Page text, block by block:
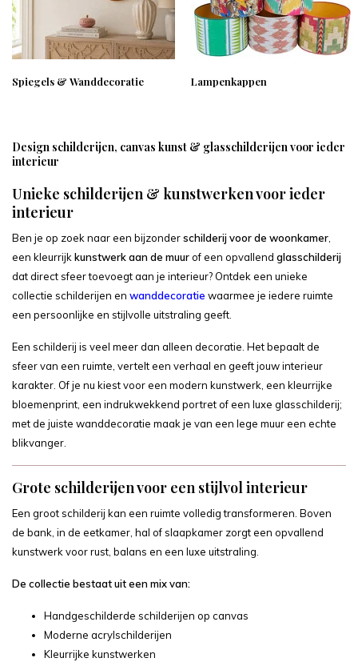
Spiegels & Wanddecoratie Lampenkappen
Design schilderijen, canvas kunst & glasschilderijen voor ieder
interieur
Unieke schilderijen & kunstwerken voor ieder
interieur
Ben je op zoek naar een bijzonderschilderij voor de woonkamer
een kleurrijk kunstwerk aan de muurof een opvallend glasschilderij
dat direct sfeer toevoegt aan je interieur? Ontdek een unieke
collectie schilderijen en wanddecoratie waarmee je iedere ruimte
een persoonlijke en stijlvolle uitstraling geeft.
Een schilderij is veel meer dan alleen decoratie. Het bepaalt de
sfeer van een ruimte, vertelt een verhaal en geeft jouw interieur
karakter. Of je nu kiest voor een modern kunstwerk, een kleurrijke
bloemenprint, een indrukwekkend portret of een luxe glasschilderij;
met de juiste wanddecoratie maak je van een lege muur een echte
blikvanger.
Grote schilderijen voor een stijlvol interieur
Een groot schilderij kan een ruimte volledig transformeren. Boven
de bank, in de eetkamer, hal of slaapkamer zorgt een opvallend
kunstwerk voor rust, balans en een luxe uitstraling.
De collectie bestaat uit een mix van:
Handgeschilderde schilderijen op canvas
Moderne acrylschilderijen
Kleurrijke kunstwerken